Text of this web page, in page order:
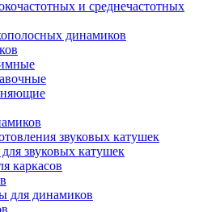
и среднечастотных
динамиков
звуковых катушек
звуковых катушек
каркасов
для динамиков